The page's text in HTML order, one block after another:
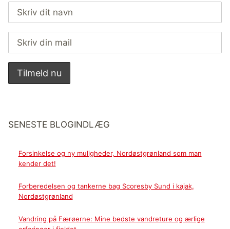
SENESTE BLOGINDLÆG
Forsinkelse og ny muligheder, Nordøstgrønland som man
kender det!
Forberedelsen og tankerne bag Scoresby Sund i kajak,
Nordøstgrønland
Vandring på Færøerne: Mine bedste vandreture og ærlige